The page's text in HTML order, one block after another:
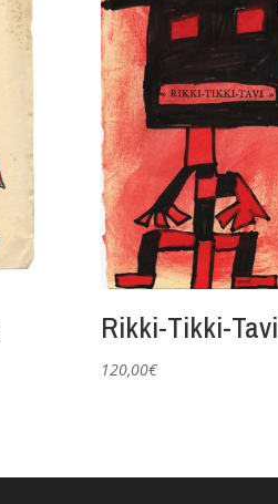
Rikki-Tikki-Tavi
120,00€